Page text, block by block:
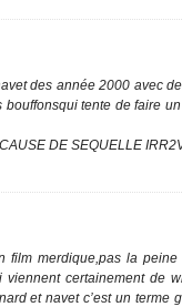
des année 2000 avec
tente de faire
DE SEQUELLE
film merdique,pas la
viennent certainement de
et navet c’est un terme